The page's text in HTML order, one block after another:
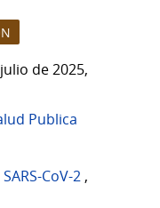
de 2025,
Publica
SARS-CoV-2 ,